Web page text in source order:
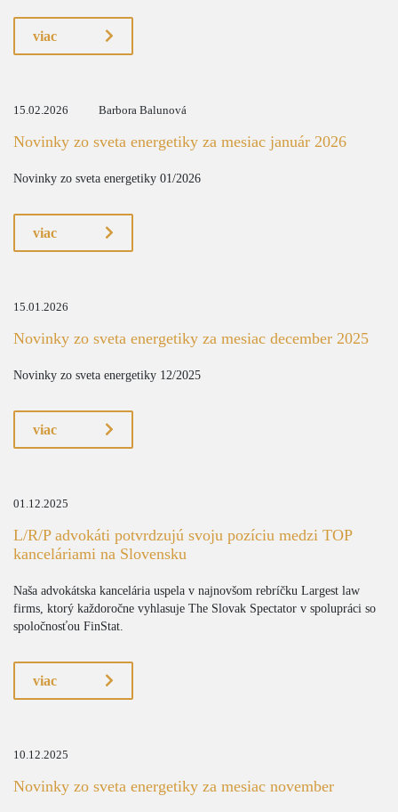
viac
15.02.2026 Barbora Balunová
Novinky zo sveta energetiky za mesiac január 2026
Novinky zo sveta energetiky 01/2026
viac
15.01.2026
Novinky zo sveta energetiky za mesiac december 2025
Novinky zo sveta energetiky 12/2025
viac
01.12.2025
L/R/P advokáti potvrdzujú svoju pozíciu medzi TOP
kanceláriami na Slovensku
Naša advokátska kancelária uspela v najnovšom rebríčku Largest law
firms, ktorý každoročne vyhlasuje The Slovak Spectator v spolupráci so
spoločnosťou FinStat.
viac
10.12.2025
Novinky zo sveta energetiky za mesiac november